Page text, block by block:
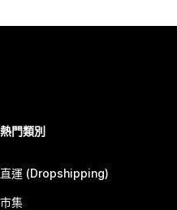
熱門類別
直運 (Dropshipping)
市集